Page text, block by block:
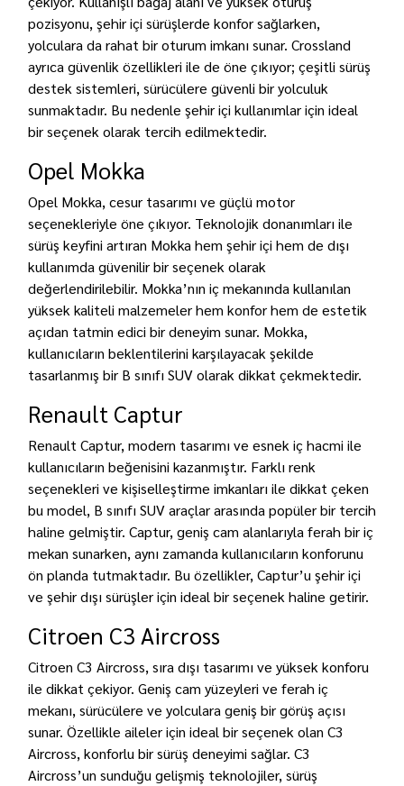
pozisyonu, şehir içi sürüşlerde konfor sağlarken,
yolculara da rahat bir oturum imkanı sunar. Crossland
ayrıca güvenlik özellikleri ile de öne çıkıyor; çeşitli sürüş
destek sistemleri, sürücülere güvenli bir yolculuk
sunmaktadır. Bu nedenle şehir içi kullanımlar için ideal
bir seçenek olarak tercih edilmektedir.
Opel Mokka
Opel Mokka, cesur tasarımı ve güçlü motor
seçenekleriyle öne çıkıyor. Teknolojik donanımları ile
sürüş keyfini artıran Mokka hem şehir içi hem de dışı
kullanımda güvenilir bir seçenek olarak
değerlendirilebilir. Mokka’nın iç mekanında kullanılan
yüksek kaliteli malzemeler hem konfor hem de estetik
açıdan tatmin edici bir deneyim sunar. Mokka,
kullanıcıların beklentilerini karşılayacak şekilde
tasarlanmış bir B sınıfı SUV olarak dikkat çekmektedir.
Renault Captur
Renault Captur, modern tasarımı ve esnek iç hacmi ile
kullanıcıların beğenisini kazanmıştır. Farklı renk
seçenekleri ve kişiselleştirme imkanları ile dikkat çeken
bu model, B sınıfı SUV araçlar arasında popüler bir tercih
haline gelmiştir. Captur, geniş cam alanlarıyla ferah bir iç
mekan sunarken, aynı zamanda kullanıcıların konforunu
ön planda tutmaktadır. Bu özellikler, Captur’u şehir içi
ve şehir dışı sürüşler için ideal bir seçenek haline getirir.
Citroen C3 Aircross
Citroen C3 Aircross, sıra dışı tasarımı ve yüksek konforu
ile dikkat çekiyor. Geniş cam yüzeyleri ve ferah iç
mekanı, sürücülere ve yolculara geniş bir görüş açısı
sunar. Özellikle aileler için ideal bir seçenek olan C3
Aircross, konforlu bir sürüş deneyimi sağlar. C3
Aircross’un sunduğu gelişmiş teknolojiler, sürüş